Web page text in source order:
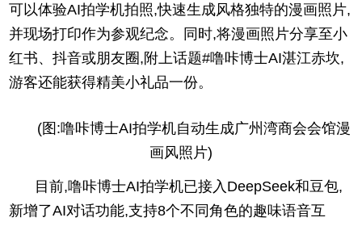
可以体验AI拍学机拍照,快速生成风格独特的漫画照片,
并现场打印作为参观纪念。同时,将漫画照片分享至小
红书、抖音或朋友圈,附上话题#噜咔博士AI湛江赤坎,
游客还能获得精美小礼品一份。
(图:噜咔博士AI拍学机自动生成广州湾商会会馆漫
画风照片)
目前,噜咔博士AI拍学机已接入DeepSeek和豆包,
新增了AI对话功能,支持8个不同角色的趣味语音互